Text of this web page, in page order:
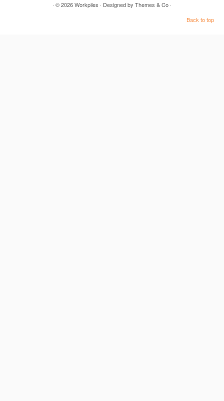
· © 2026Workpiles · Designed by Themes & Co ·
Back to top